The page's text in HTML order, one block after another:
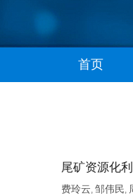
首页
尾矿资源化
费玲云, 邹伟民,